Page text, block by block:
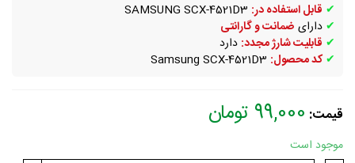
✔ قابل استفاده در:
✔ دارای ضمانت و گارانتی
✔ قابلیت شارژ مجدد: دارد
✔ کد محصول:
قیمت: 99,000 تومان
موجود است